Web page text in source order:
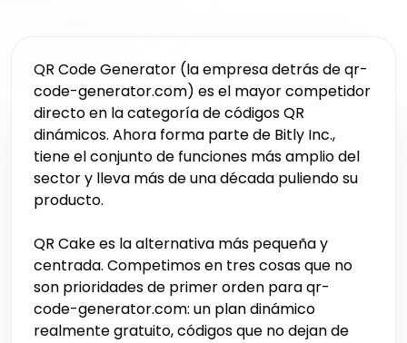
QR Code Generator (la empresa detrás de qr-
code-generator.com) es el mayor competidor
directo en la categoría de códigos QR
dinámicos. Ahora forma parte de Bitly Inc.,
tiene el conjunto de funciones más amplio del
sector y lleva más de una década puliendo su
producto.
QR Cake es la alternativa más pequeña y
centrada. Competimos en tres cosas que no
son prioridades de primer orden para qr-
code-generator.com: un plan dinámico
realmente gratuito, códigos que no dejan de